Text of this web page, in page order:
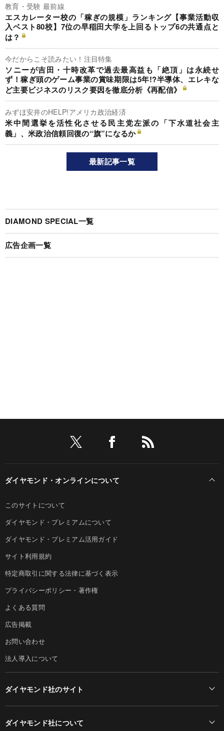
教育・受験 最前線
エスカレーター校の「稼ぎの規模」ランキング【事業活動収
入ベスト80校】7位の早稲田大学を上回るトップ6の共通点と
は？
今だからこそ読みたい！注目特集
ソニーが吉田・十時改革で過去最高益も「絶頂」は永続せ
ず！稼ぎ頭のゲーム事業の賞味期限は5年!?半導体、エレキな
ど主要ビジネスのリスク要因を徹底分析《再配信》
みずほ安井のHELP!アメリカ政治経済
米中間選挙を活性化させる民主党左派の「下水道社会主
義」、米政治信頼回復の“旗”になるか
最新記事一覧
DIAMOND SPECIAL一覧
広告企画一覧
ダイヤモンド・オンラインについて
このサイトについて
ダイヤモンド・プレミアムについて
ダイヤモンド・プレミアム活用ガイド
サイト利用規約
特定商取引に関する法律に基づく表示
プライバシーポリシー・著作権
よくある質問
広告掲載
お問い合わせ
法人導入について
ダイヤモンド社のサイト
ダイヤモンド社について